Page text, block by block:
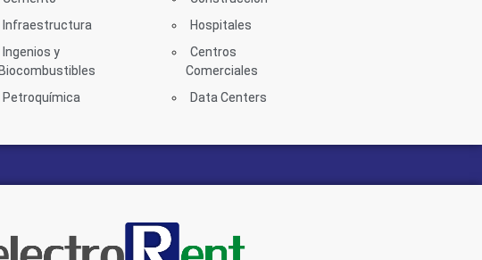
Infraestructura
Ingenios y
Biocombustibles
Petroquímica
Hospitales
Centros
Comerciales
Data Centers